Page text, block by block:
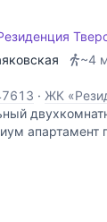
~4
· ЖК
апартамент